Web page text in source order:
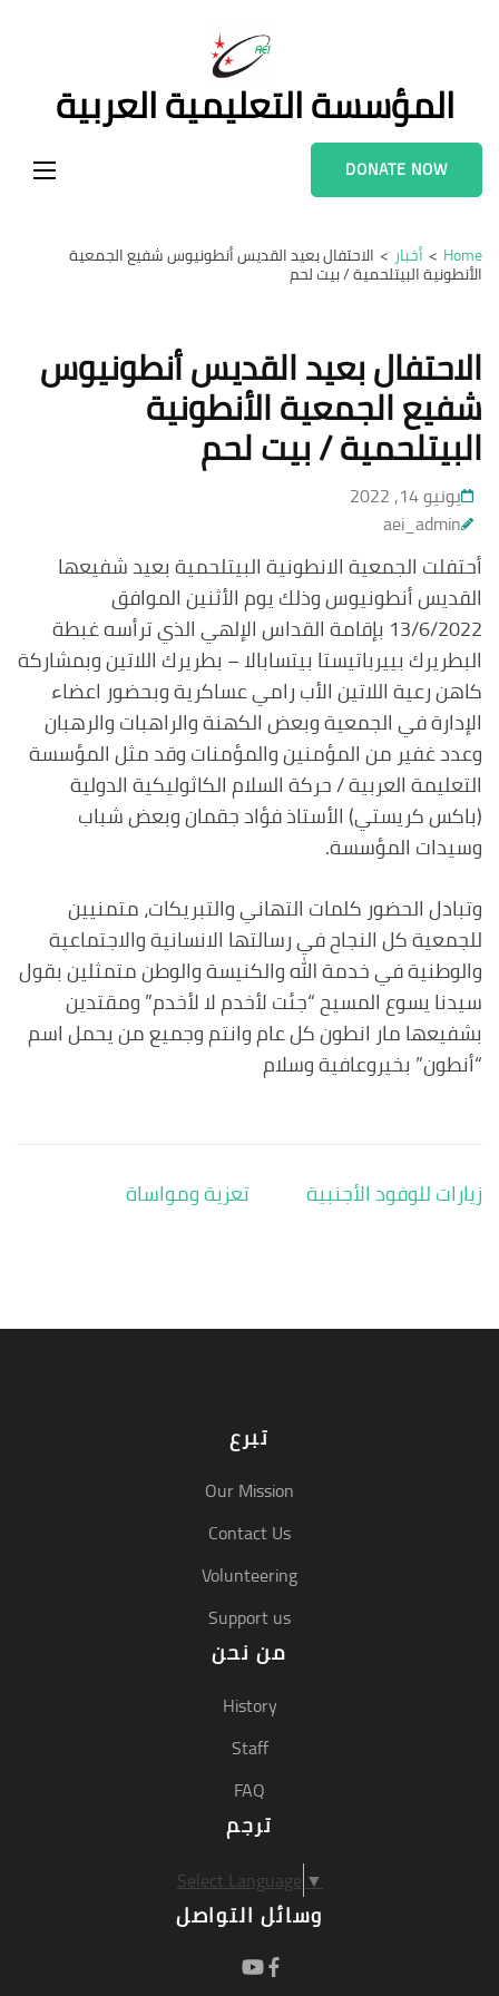
Enter)
المؤسسة التعليمية العربية
DONATE NOW
Home
>أخبار > الاحتفال بعيد القديس أنطونيوس شفيع الجمعية
الأنطونية البيتلحمية / بيت لحم
الاحتفال بعيد القديس أنطونيوس
شفيع الجمعية الأنطونية
البيتلحمية / بيت لحم
يونيو 14, 2022
aei_admin
أحتفلت الجمعية الانطونية البيتلحمية بعيد شفيعها
القديس أنطونيوس وذلك يوم الأثنين الموافق
13/6/2022 بإقامة القداس الإلهي الذي ترأسه غبطة
البطريرك بييرباتيستا بيتسابالا – بطريرك اللاتين وبمشاركة
كاهن رعية اللاتين الأب رامي عساكرية وبحضور اعضاء
الإدارة في الجمعية وبعض الكهنة والراهبات والرهبان
وعدد غفير من المؤمنين والمؤمنات وقد مثل المؤسسة
التعليمة العربية / حركة السلام الكاثوليكية الدولية
(باكس كريستي) الأستاذ فؤاد جقمان وبعض شباب
وسيدات المؤسسة.
وتبادل الحضور كلمات التهاني والتبريكات، متمنيين
للجمعية كل النجاح في رسالتها الانسانية والاجتماعية
والوطنية في خدمة الله والكنيسة والوطن متمثلين بقول
سيدنا يسوع المسيح “جئت لأخدم لا لأخدم” ومقتدين
بشفيعها مار انطون كل عام وانتم وجميع من يحمل اسم
“أنطون” بخيروعافية وسلام
تصفّح
المقالات
تعزية ومواساة زيارات للوفود الأجنبية
تبرع
Our Mission
Contact Us
Volunteering
Support us
من نحن
History
Staff
FAQ
ترجم
Select Language▼
وسائل التواصل